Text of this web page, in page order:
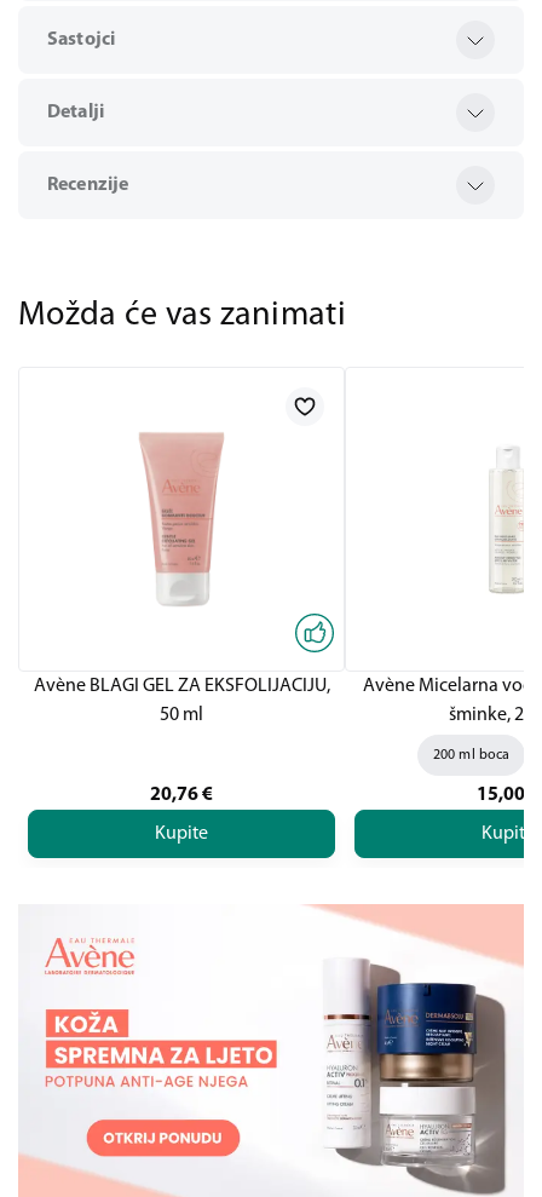
Sastojci
Detalji
Recenzije
Možda će vas zanimati
Avène BLAGI GEL ZA EKSFOLIJACIJU,
50 ml
20,76€
Kupite
Avène Micelarna
šminke,
200 ml boca
15,00
Kupite